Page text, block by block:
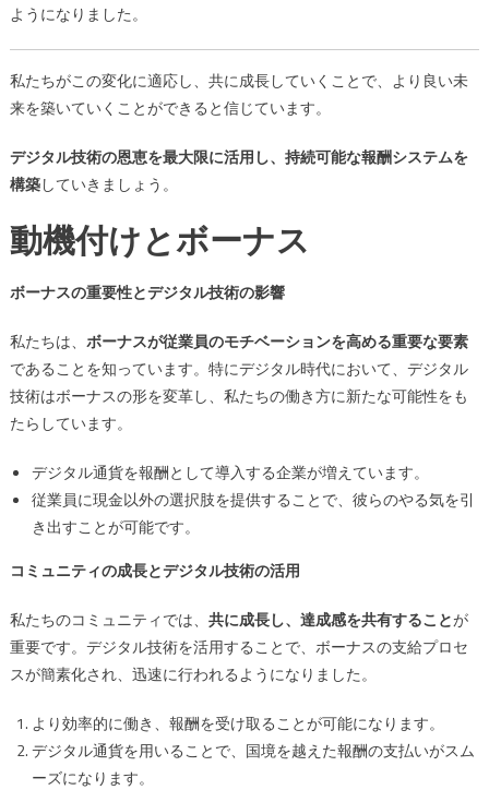
ようになりました。
私たちがこの変化に適応し、共に成長していくことで、より良い未
来を築いていくことができると信じています。
デジタル技術の恩恵を最大限に活用し、持続可能な報酬システムを
構築していきましょう。
動機付けとボーナス
ボーナスの重要性とデジタル技術の影響
私たちは、 ボーナスが従業員のモチベーションを高める重要な要素
であることを知っています。特にデジタル時代において、デジタル
技術はボーナスの形を変革し、私たちの働き方に新たな可能性をも
たらしています。
デジタル通貨を報酬として導入する企業が増えています。
従業員に現金以外の選択肢を提供することで、彼らのやる気を引
き出すことが可能です。
コミュニティの成長とデジタル技術の活用
私たちのコミュニティでは、 共に成長し、達成感を共有することが
重要です。デジタル技術を活用することで、ボーナスの支給プロセ
スが簡素化され、迅速に行われるようになりました。
より効率的に働き、報酬を受け取ることが可能になります。
デジタル通貨を用いることで、国境を越えた報酬の支払いがスム
ーズになります。